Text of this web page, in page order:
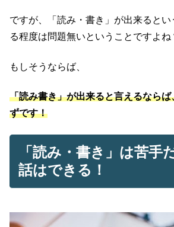
ですが、「読み・書き」が出来ると
る程度は問題無いということですよね
もしそうならば、
「読み書き」が出来ると言えるなら
ずです！
「読み・書き」は苦手
話はできる！